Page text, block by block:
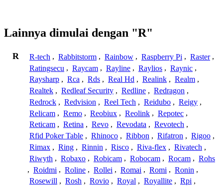
Lainnya dimulai dengan "R"
R R-tech , Rabbitstorm , Rainbow , Raspberry Pi , Raster ,
Ratingsecu , Raycam , Rayline , Raylios , Raynic ,
Raysharp , Rca , Rds , Real Hd , Realink , Realm ,
Realtek , Redleaf Security , Redline , Redragon ,
Redrock , Redvision , Reel Tech , Reidubo , Reigy ,
Relicam , Remo , Reobiux , Reolink , Repotec ,
Reticam , Retina , Revo , Revodata , Revotech ,
Rfid Poker Table , Rhinoco , Ribbon , Rifatron , Rigoo ,
Rimax , Ring , Rinnin , Risco , Riva-flex , Rivatech ,
Riwyth , Robaxo , Robicam , Robocam , Rocam , Rohs
, Roidmi , Roline , Rollei , Romai , Romi , Ronin ,
Rosewill , Rosh , Rovio , Royal , Royallite , Rpi ,